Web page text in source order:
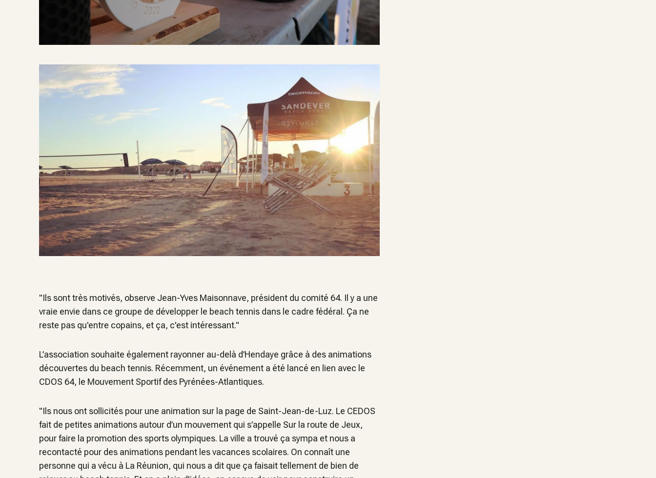
"Ils sont très motivés, observe Jean-Yves Maisonnave, président du comité 64. Il y a une
vraie envie dans ce groupe de développer le beach tennis dans le cadre fédéral. Ça ne
reste pas qu'entre copains, et ça, c'est intéressant."
L’association souhaite également rayonner au-delà d’Hendaye grâce à des animations
découvertes du beach tennis. Récemment, un événement a été lancé en lien avec le
CDOS 64, le Mouvement Sportif des Pyrénées-Atlantiques.
"Ils nous ont sollicités pour une animation sur la page de Saint-Jean-de-Luz. Le CEDOS
fait de petites animations autour d’un mouvement qui s’appelle Sur la route de Jeux,
pour faire la promotion des sports olympiques. La ville a trouvé ça sympa et nous a
recontacté pour des animations pendant les vacances scolaires. On connaît une
personne qui a vécu à La Réunion, qui nous a dit que ça faisait tellement de bien de